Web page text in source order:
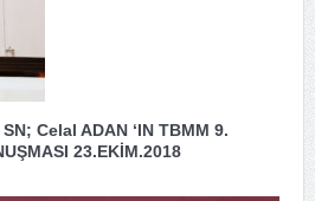
Celal ADAN ‘IN TBMM 9.
23.EKİM.2018